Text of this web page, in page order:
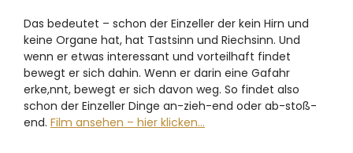
Das bedeutet – schon der Einzeller der kein Hirn und
keine Organe hat, hat Tastsinn und Riechsinn. Und
wenn er etwas interessant und vorteilhaft findet
bewegt er sich dahin. Wenn er darin eine Gafahr
erke,nnt, bewegt er sich davon weg. So findet also
schon der Einzeller Dinge an-zieh-end oder ab-stoß-
end. Film ansehen – hier klicken…